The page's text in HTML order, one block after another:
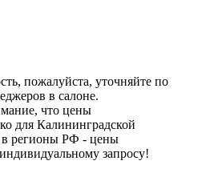
пожалуйста, уточняйте по
в салоне.
что цены
для Калининградской
в регионы РФ - цены
запросу!